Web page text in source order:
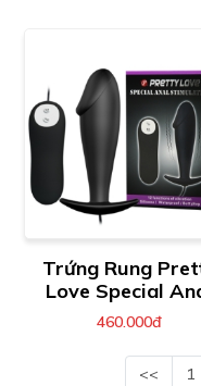
Trứng Rung
Love Special
Stimulation
460.000đ
<< 1